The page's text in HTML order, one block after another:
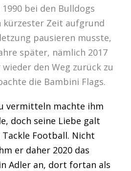
bei den Bulldogs
kürzester Zeit aufgrund
pausieren musste,
später, nämlich 2017
den Weg zurück zu
die Bambini Flags.
vermitteln machte ihm
doch seine Liebe galt
Football. Nicht
er daher 2020 das
Adler an, dort fortan als